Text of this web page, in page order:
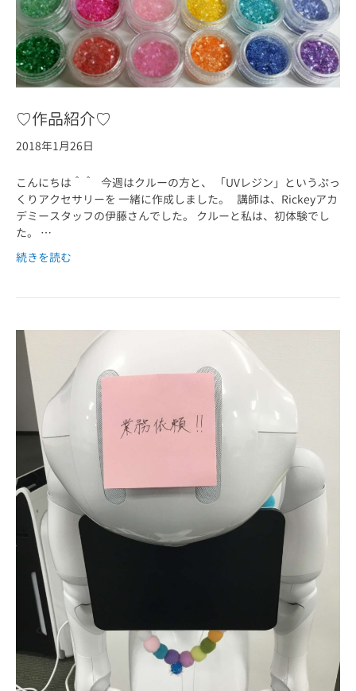
♡作品紹介♡
2018年1月26日
こんにちは＾＾ 今週はクルーの方と、 「UVレジン」というぷっ
くりアクセサリーを 一緒に作成しました。 講師は、Rickeyアカ
デミースタッフの伊藤さんでした。 クルーと私は、初体験でし
た。 …
続きを読む